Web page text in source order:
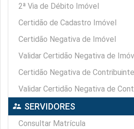
2ª Via de Débito Imóvel
Certidão de Cadastro Imóvel
Certidão Negativa de Imóvel
Validar Certidão Negativa de
Certidão Negativa de Contribuinte
Validar Certidão Negativa de
supervisor_account SERVIDORES
Consultar Matrícula